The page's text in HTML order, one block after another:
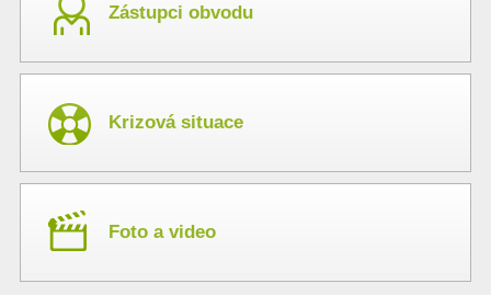
Zástupci obvodu
Krizová situace
Foto a video